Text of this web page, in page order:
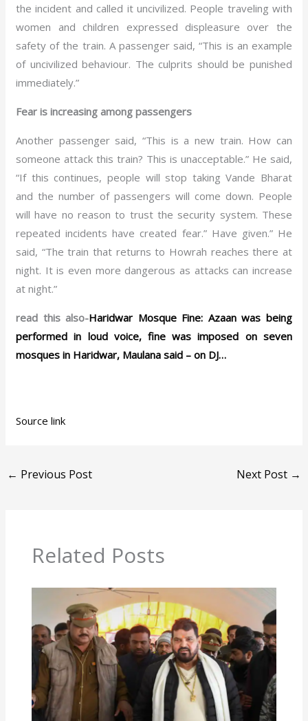
the incident and called it uncivilized. People traveling with
women and children expressed displeasure over the
safety of the train. A passenger said, “This is an example
of uncivilized behaviour. The culprits should be punished
immediately.”
Fear is increasing among passengers
Another passenger said, “This is a new train. How can
someone attack this train? This is unacceptable.” He said,
“If this continues, people will stop taking Vande Bharat
and the number of passengers will come down. People
will have no reason to trust the security system. These
repeated incidents have created fear.” Have given.” He
said, “The train that returns to Howrah reaches there at
night. It is even more dangerous as attacks can increase
at night.”
read this also-Haridwar Mosque Fine: Azaan was being
performed in loud voice, fine was imposed on seven
mosques in Haridwar, Maulana said – on DJ…
Source link
← Previous Post Next Post →
Related Posts